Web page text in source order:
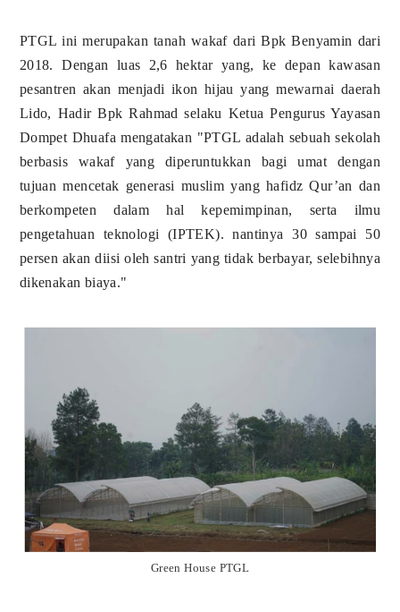
PTGL ini merupakan tanah wakaf dari Bpk Benyamin dari
2018. Dengan luas 2,6 hektar yang, ke depan kawasan
pesantren akan menjadi ikon hijau yang mewarnai daerah
Lido, Hadir Bpk Rahmad selaku Ketua Pengurus Yayasan
Dompet Dhuafa mengatakan "PTGL adalah sebuah sekolah
berbasis wakaf yang diperuntukkan bagi umat dengan
tujuan mencetak generasi muslim yang hafidz Qur’an dan
berkompeten dalam hal kepemimpinan, serta ilmu
pengetahuan teknologi (IPTEK). nantinya 30 sampai 50
persen akan diisi oleh santri yang tidak berbayar, selebihnya
dikenakan biaya."
Green House PTGL